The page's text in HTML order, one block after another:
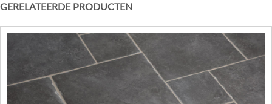
GERELATEERDE PRODUCTEN